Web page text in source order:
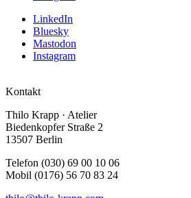
LinkedIn
Bluesky
Mastodon
Instagram
Kontakt
Thilo Krapp · Atelier
Biedenkopfer Straße 2
13507 Berlin
Telefon (030) 69 00 10 06
Mobil (0176) 56 70 83 24